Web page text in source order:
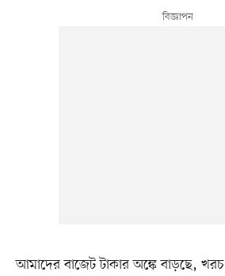
আমাদের বাজেট টাকার অঙ্কে বাড়ছে,